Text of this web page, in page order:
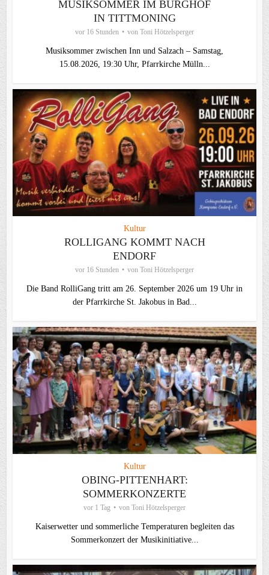
MUSIKSOMMER IM BURGHOF
IN TITTMONING
vor 16 Stunden von Toni Hötzelsperger
Musiksommer zwischen Inn und Salzach – Samstag,
15.08.2026, 19:30 Uhr, Pfarrkirche Mülln...
Kultur
ROLLIGANG KOMMT NACH
ENDORF
vor 16 Stunden von Toni Hötzelsperger
Die Band RolliGang tritt am 26. September 2026 um 19 Uhr in
der Pfarrkirche St. Jakobus in Bad...
Kultur
OBING-PITTENHART:
SOMMERKONZERTE
vor 1 Tag von Toni Hötzelsperger
Kaiserwetter und sommerliche Temperaturen begleiten das
Sommerkonzert der Musikinitiative...